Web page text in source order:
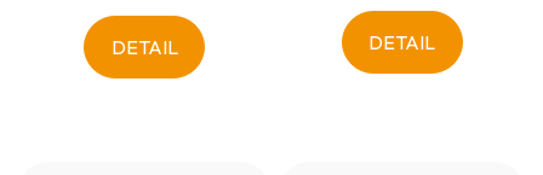
DETAIL DETAIL